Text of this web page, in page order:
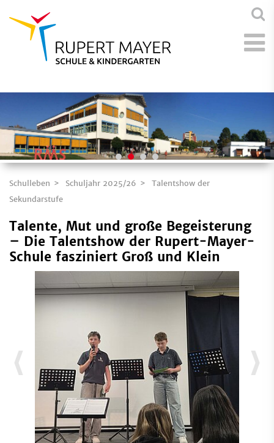
Schulleben Schuljahr 2025/26
Talentshow der
Sekundarstufe
Talente, Mut und große Begeisterung
– Die Talentshow der Rupert-Mayer-
Schule fasziniert Groß und Klein